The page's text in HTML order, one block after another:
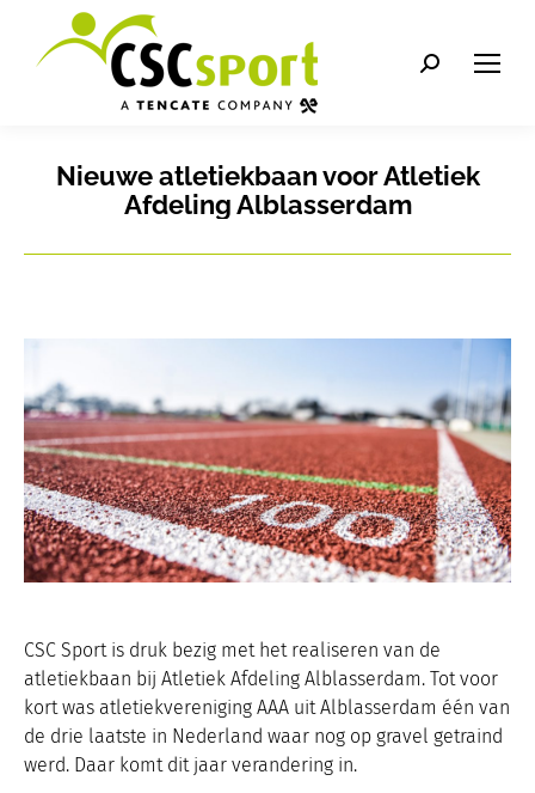
Search:
Nieuwe atletiekbaan voor Atletiek
Afdeling Alblasserdam
CSC Sport is druk bezig met het realiseren van de
atletiekbaan bij Atletiek Afdeling Alblasserdam. Tot voor
kort was atletiekvereniging AAA uit Alblasserdam één van
de drie laatste in Nederland waar nog op gravel getraind
werd. Daar komt dit jaar verandering in.